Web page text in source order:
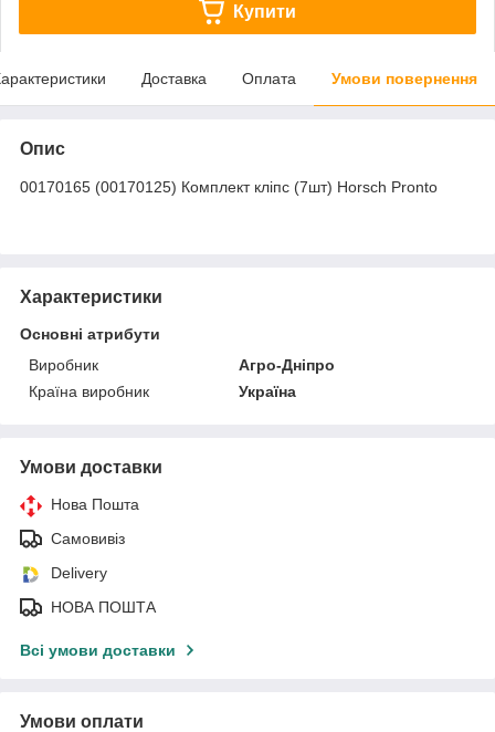
Купити
Доставка Оплата Умови повернення
Опис
00170165 (00170125) Комплект кліпс (7шт) Horsch Pronto
Характеристики
Основні атрибути
Виробник
Агро-Дніпро
Країна виробник
Україна
Умови доставки
Нова Пошта
Самовивіз
Delivery
НОВА ПОШТА
Всі умови доставки
Умови оплати